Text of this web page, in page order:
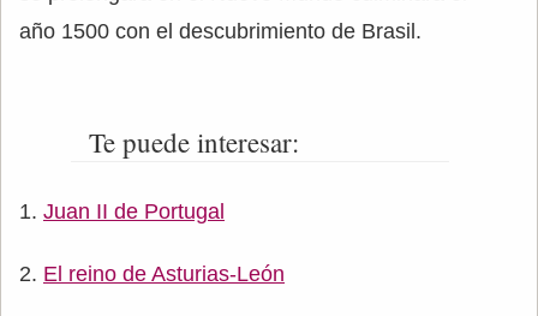
año 1500 con el descubrimiento de Brasil.
Te puede interesar:
Juan II de Portugal
El reino de Asturias-León